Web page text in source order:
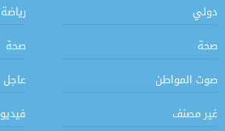
دولي
رياضة
صحة
صحة
صوت المواطن
عاجل
غير مصنف
فيديو